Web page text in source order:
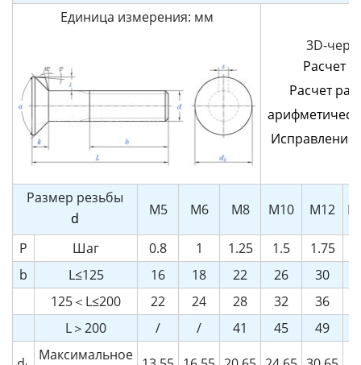
Единица измерения: мм
3D-
Расчет
Расчет
Размер резьбы
d
M5 M6 M8 M10 M12
P Шаг 0.8 1 1.25 1.5 1.75
b
L≤125 16 18 22 26 30
125＜L≤200
22 24 28 32 36
L＞200
/ / 41 45 49
Максимальное